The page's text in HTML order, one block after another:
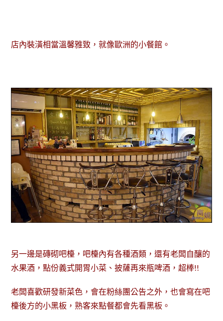
店內裝潢相當溫馨雅致，就像歐洲的小餐館。
另一邊是磚砌吧檯，吧檯內有各種酒類，還有老闆自釀的
水果酒，點份義式開胃小菜、披薩再來瓶啤酒，超棒!!
老闆喜歡研發新菜色，會在粉絲團公告之外，也會寫在吧
檯後方的小黑板，熟客來點餐都會先看黑板。